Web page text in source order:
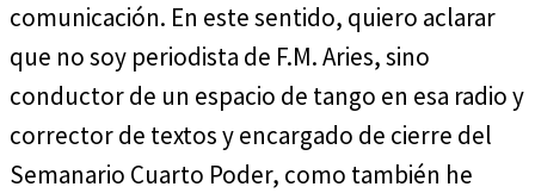
comunicación. En este sentido, quiero aclarar
que no soy periodista de F.M. Aries, sino
conductor de un espacio de tango en esa radio y
corrector de textos y encargado de cierre del
Semanario Cuarto Poder, como también he